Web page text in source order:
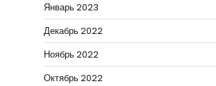
Январь 2023
Декабрь 2022
Ноябрь 2022
Октябрь 2022